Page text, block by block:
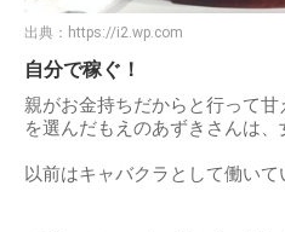
出典： https://i2.wp.com
自分で稼ぐ！
親がお金持ちだからと行って
を選んだもえのあずきさんは
以前はキャバクラとして働いて